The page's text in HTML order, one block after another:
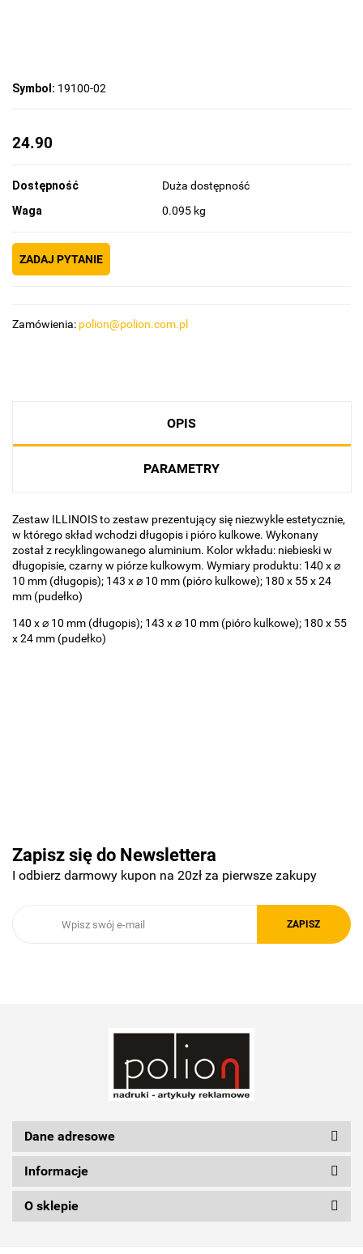
Symbol: 19100-02
24.90
Dostępność
Duża dostępność
Waga
0.095 kg
ZADAJ PYTANIE
Zamówienia: polion@polion.com.pl
OPIS
PARAMETRY
Zestaw ILLINOIS to zestaw prezentujący się niezwykle estetycznie,
w którego skład wchodzi długopis i pióro kulkowe. Wykonany
został z recyklingowanego aluminium. Kolor wkładu: niebieski w
długopisie, czarny w piórze kulkowym. Wymiary produktu: 140 x ⌀
10 mm (długopis); 143 x ⌀ 10 mm (pióro kulkowe); 180 x 55 x 24
mm (pudełko)
140 x ⌀ 10 mm (długopis); 143 x ⌀ 10 mm (pióro kulkowe); 180 x 55
x 24 mm (pudełko)
Royal Design
Silicon Power
Zapisz się do Newslettera
I odbierz darmowy kupon na 20zł za pierwsze zakupy
Dane adresowe
Informacje
O sklepie